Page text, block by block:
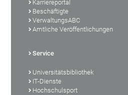
Karriereportal
Beschäftigte
VerwaltungsABC
Amtliche Veröffentlichungen
Service
Universitätsbibliothek
IT-Dienste
Hochschulsport